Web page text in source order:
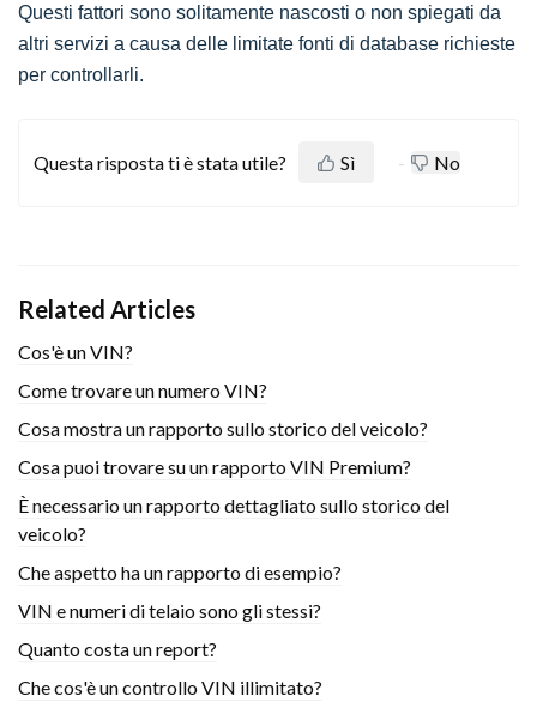
Questi fattori sono solitamente nascosti o non spiegati da
altri servizi a causa delle limitate fonti di database richieste
per controllarli.
Questa risposta ti è stata utile? Sì No
Related Articles
Cos'è un VIN?
Come trovare un numero VIN?
Cosa mostra un rapporto sullo storico del veicolo?
Cosa puoi trovare su un rapporto VIN Premium?
È necessario un rapporto dettagliato sullo storico del
veicolo?
Che aspetto ha un rapporto di esempio?
VIN e numeri di telaio sono gli stessi?
Quanto costa un report?
Che cos'è un controllo VIN illimitato?